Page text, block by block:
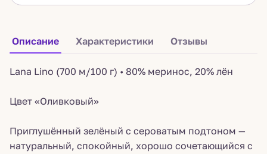
Описание Характеристики Отзывы
Lana Lino (700 м/100 г) • 80% меринос, 20% лён
Цвет «Оливковый»
Приглушённый зелёный с сероватым подтоном —
натуральный, спокойный, хорошо сочетающийся с